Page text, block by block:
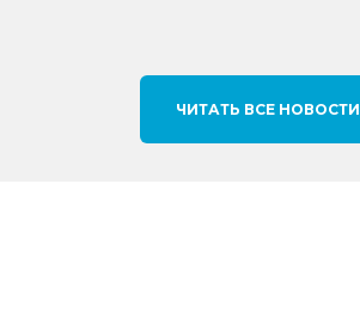
ЧИТАТЬ ВСЕ НОВОСТИ